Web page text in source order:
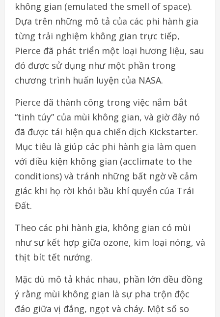
không gian (emulated the smell of space).
Dựa trên những mô tả của các phi hành gia
từng trải nghiệm không gian trực tiếp,
Pierce đã phát triển một loại hương liệu, sau
đó được sử dụng như một phần trong
chương trình huấn luyện của NASA.
Pierce đã thành công trong việc nắm bắt
“tinh túy” của mùi không gian, và giờ đây nó
đã được tái hiện qua chiến dịch Kickstarter.
Mục tiêu là giúp các phi hành gia làm quen
với điều kiện không gian (acclimate to the
conditions) và tránh những bất ngờ về cảm
giác khi họ rời khỏi bầu khí quyển của Trái
Đất.
Theo các phi hành gia, không gian có mùi
như sự kết hợp giữa ozone, kim loại nóng, và
thịt bít tết nướng.
Mặc dù mô tả khác nhau, phần lớn đều đồng
ý rằng mùi không gian là sự pha trộn độc
đáo giữa vị đắng, ngọt và cháy. Một số so